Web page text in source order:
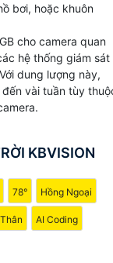
bơi, hoặc khuôn
cho camera quan
hệ thống giám sát
dung lượng này,
vài tuần tùy
KBVISION
78° Hồng Ngoại
Thân AI Coding